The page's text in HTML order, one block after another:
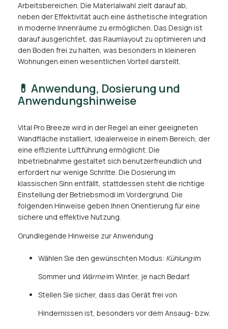
Arbeitsbereichen. Die Materialwahl zielt darauf ab,
neben der Effektivität auch eine ästhetische Integration
in moderne Innenräume zu ermöglichen. Das Design ist
darauf ausgerichtet, das Raumlayout zu optimieren und
den Boden frei zu halten, was besonders in kleineren
Wohnungen einen wesentlichen Vorteil darstellt.
💊 Anwendung, Dosierung und
Anwendungshinweise
Vital Pro Breeze wird in der Regel an einer geeigneten
Wandfläche installiert, idealerweise in einem Bereich, der
eine effiziente Luftführung ermöglicht. Die
Inbetriebnahme gestaltet sich benutzerfreundlich und
erfordert nur wenige Schritte. Die Dosierung im
klassischen Sinn entfällt, stattdessen steht die richtige
Einstellung der Betriebsmodi im Vordergrund. Die
folgenden Hinweise geben Ihnen Orientierung für eine
sichere und effektive Nutzung.
Grundlegende Hinweise zur Anwendung
Wählen Sie den gewünschten Modus: Kühlungim
Sommer und Wärmeim Winter, je nach Bedarf.
Stellen Sie sicher, dass das Gerät frei von
Hindernissen ist, besonders vor dem Ansaug- bzw.